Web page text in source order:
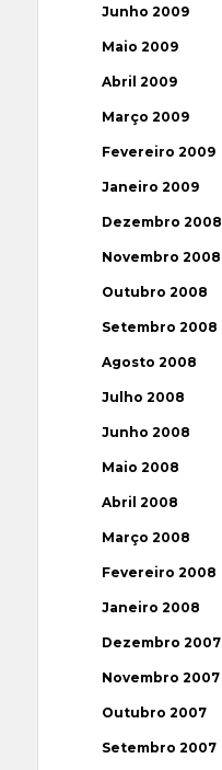
Junho 2009
Maio 2009
Abril 2009
Março 2009
Fevereiro 2009
Janeiro 2009
Dezembro 2008
Novembro 2008
Outubro 2008
Setembro 2008
Agosto 2008
Julho 2008
Junho 2008
Maio 2008
Abril 2008
Março 2008
Fevereiro 2008
Janeiro 2008
Dezembro 2007
Novembro 2007
Outubro 2007
Setembro 2007